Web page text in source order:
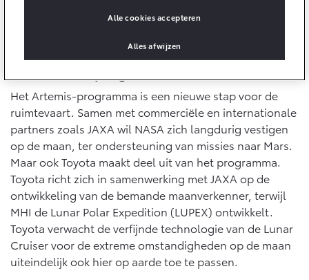
Vanaf € 39.995,-
OOK ALS PLUG-IN
HYBRIDE
Vanaf € 36.495,-
Toyota C-HR+
BATTERIJ-ELEKTRISCH
RAV4
PLUG-IN HYBRIDE
Toyota fabrieksgarantie
Onderdelen
Accessoires
Banden
Connected
Connected Services
MyToyota login
MyToyota App
Energie en slim laden
Verzekeren
Toyota Autoverzekering
Toyota Hybride Autoverzekering
Bedrijfswagens op maat
Financieren of leasen
Verzekeren
Het Artemis-programma is een nieuwe stap voor de
ruimtevaart. Samen met commerciële en internationale
partners zoals JAXA wil NASA zich langdurig vestigen
op de maan, ter ondersteuning van missies naar Mars.
Maar ook Toyota maakt deel uit van het programma.
Toyota richt zich in samenwerking met JAXA op de
ontwikkeling van de bemande maanverkenner, terwijl
MHI de Lunar Polar Expedition (LUPEX) ontwikkelt.
Toyota verwacht de verfijnde technologie van de Lunar
Cruiser voor de extreme omstandigheden op de maan
uiteindelijk ook hier op aarde toe te passen.
Alles afwijzen
Alle cookies accepteren